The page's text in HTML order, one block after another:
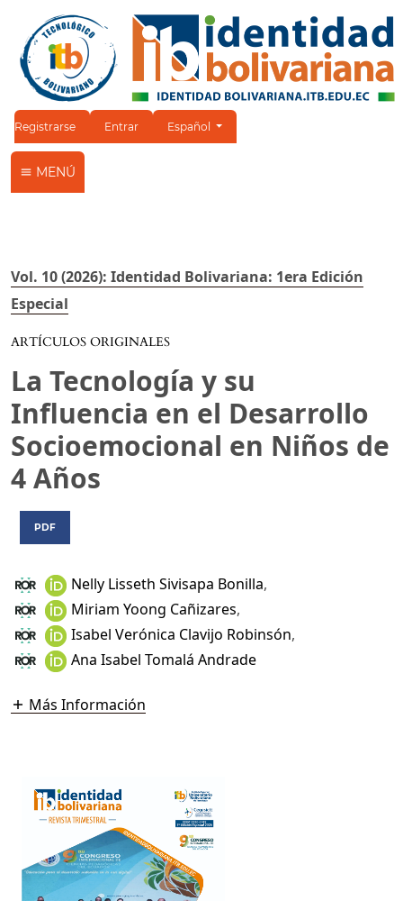
Registrarse Entrar Cambiar el idioma. El idioma actual es:
Español
MENÚ
Vol. 10 (2026): Identidad Bolivariana: 1era Edición
Especial
ARTÍCULOS ORIGINALES
La Tecnología y su
Influencia en el Desarrollo
Socioemocional en Niños de
4 Años
PDF
Nelly Lisseth Sivisapa Bonilla,
Miriam Yoong Cañizares,
Isabel Verónica Clavijo Robinsón,
Ana Isabel Tomalá Andrade
Más Información